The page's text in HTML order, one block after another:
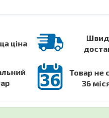
ціна
Товар не
36